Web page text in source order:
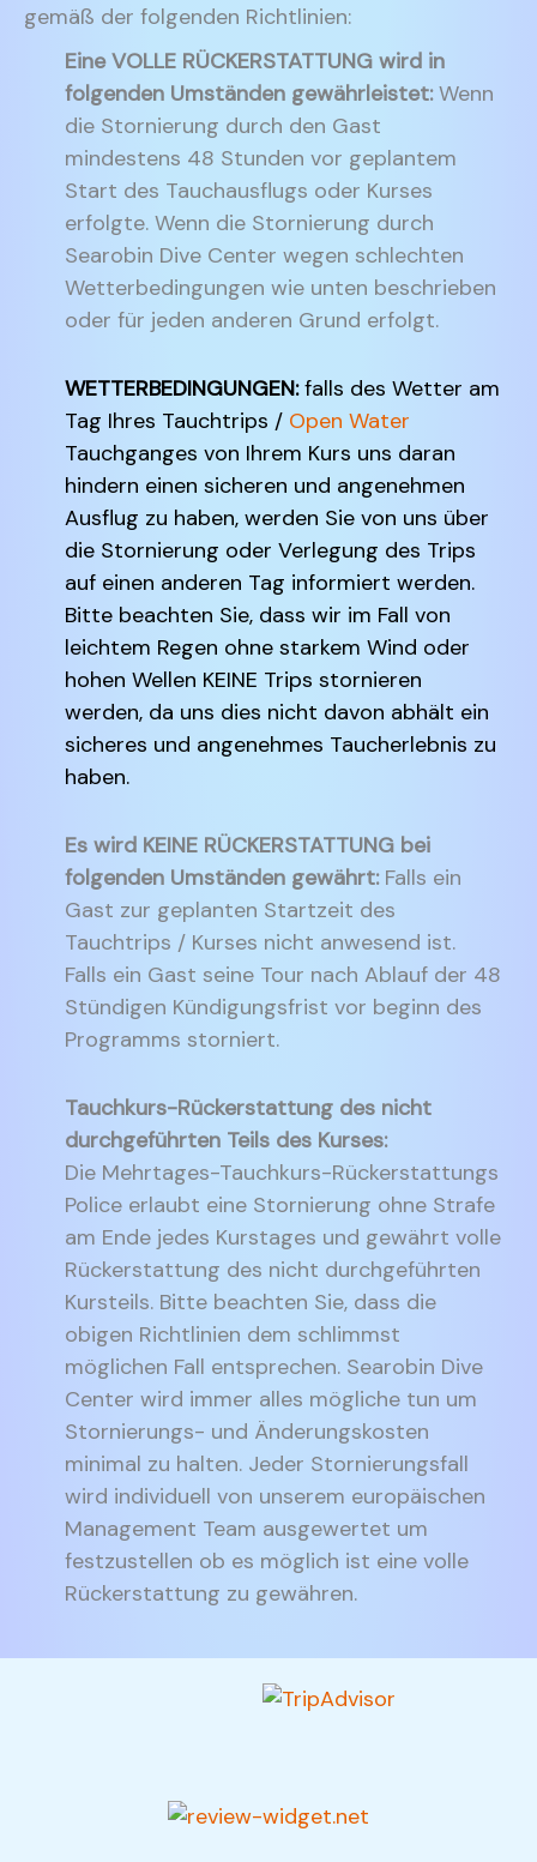
gemäß der folgenden Richtlinien:
Eine VOLLE RÜCKERSTATTUNG wird in
folgenden Umständen gewährleistet:Wenn
die Stornierung durch den Gast
mindestens 48 Stunden vor geplantem
Start des Tauchausflugs oder Kurses
erfolgte. Wenn die Stornierung durch
Searobin Dive Center wegen schlechten
Wetterbedingungen wie unten beschrieben
oder für jeden anderen Grund erfolgt.
WETTERBEDINGUNGEN:falls des Wetter am
Tag Ihres Tauchtrips / Open Water
Tauchganges von Ihrem Kurs uns daran
hindern einen sicheren und angenehmen
Ausflug zu haben, werden Sie von uns über
die Stornierung oder Verlegung des Trips
auf einen anderen Tag informiert werden.
Bitte beachten Sie, dass wir im Fall von
leichtem Regen ohne starkem Wind oder
hohen Wellen KEINE Trips stornieren
werden, da uns dies nicht davon abhält ein
sicheres und angenehmes Taucherlebnis zu
haben.
Es wird KEINE RÜCKERSTATTUNG bei
folgenden Umständen gewährt:Falls ein
Gast zur geplanten Startzeit des
Tauchtrips / Kurses nicht anwesend ist.
Falls ein Gast seine Tour nach Ablauf der 48
Stündigen Kündigungsfrist vor beginn des
Programms storniert.
Tauchkurs-Rückerstattung des nicht
durchgeführten Teils des Kurses:
Die Mehrtages-Tauchkurs-Rückerstattungs
Police erlaubt eine Stornierung ohne Strafe
am Ende jedes Kurstages und gewährt volle
Rückerstattung des nicht durchgeführten
Kursteils. Bitte beachten Sie, dass die
obigen Richtlinien dem schlimmst
möglichen Fall entsprechen. Searobin Dive
Center wird immer alles mögliche tun um
Stornierungs- und Änderungskosten
minimal zu halten. Jeder Stornierungsfall
wird individuell von unserem europäischen
Management Team ausgewertet um
festzustellen ob es möglich ist eine volle
Rückerstattung zu gewähren.